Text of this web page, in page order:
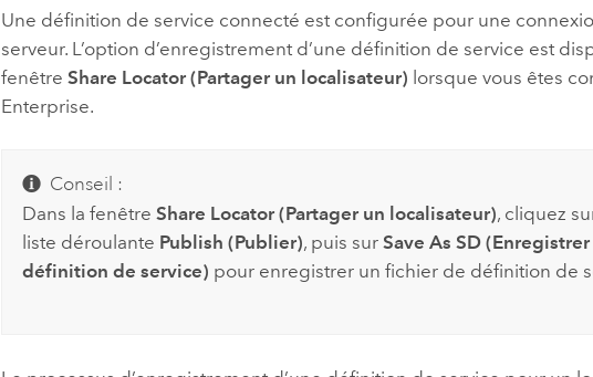
Une définition de service connecté est configurée pour une
serveur. L’option d’enregistrement d’une définition de service est
fenêtreShare Locator (Partager un localisateur) lorsque vous êtes
Enterprise.
Conseil :
Dans la fenêtre Share Locator (Partager un localisateur), cliquez
liste déroulante Publish (Publier), puis sur Save As SD
définition de service) pour enregistrer un fichier de définition de